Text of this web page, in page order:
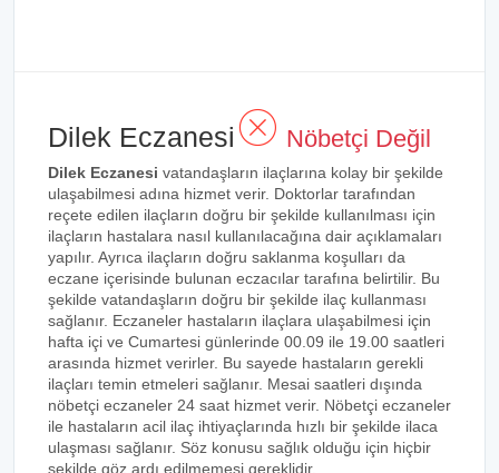
Dilek Eczanesi Nöbetçi Değil
Dilek Eczanesi vatandaşların ilaçlarına kolay bir şekilde
ulaşabilmesi adına hizmet verir. Doktorlar tarafından
reçete edilen ilaçların doğru bir şekilde kullanılması için
ilaçların hastalara nasıl kullanılacağına dair açıklamaları
yapılır. Ayrıca ilaçların doğru saklanma koşulları da
eczane içerisinde bulunan eczacılar tarafına belirtilir. Bu
şekilde vatandaşların doğru bir şekilde ilaç kullanması
sağlanır. Eczaneler hastaların ilaçlara ulaşabilmesi için
hafta içi ve Cumartesi günlerinde 00.09 ile 19.00 saatleri
arasında hizmet verirler. Bu sayede hastaların gerekli
ilaçları temin etmeleri sağlanır. Mesai saatleri dışında
nöbetçi eczaneler 24 saat hizmet verir. Nöbetçi eczaneler
ile hastaların acil ilaç ihtiyaçlarında hızlı bir şekilde ilaca
ulaşması sağlanır. Söz konusu sağlık olduğu için hiçbir
şekilde göz ardı edilmemesi gereklidir.